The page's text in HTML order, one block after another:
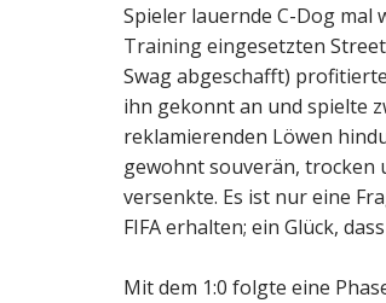
Spieler lauernde C-Dog
Training eingesetzten
Swag abgeschafft)
ihn gekonnt an und spielte
reklamierenden Löwen
gewohnt souverän, trocken
versenkte. Es ist nur eine
FIFA erhalten; ein Glück,
Mit dem 1:0 folgte eine